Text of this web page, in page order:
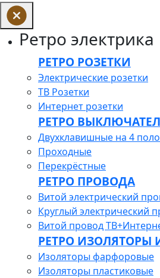
Ретро электрика
РЕТРО РОЗЕТКИ
Электрические розетки
ТВ Розетки
Интернет розетки
РЕТРО
Двухклавишные на 4
Проходные
Перекрёстные
РЕТРО ПРОВОДА
Витой электрический
Круглый электрический
Витой провод
РЕТРО ИЗОЛЯТОРЫ
Изоляторы фарфоровые
Изоляторы пластиковые